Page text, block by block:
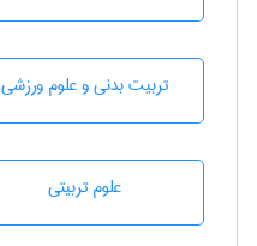
تربيت بدنی و علوم ورزشی
علوم تربيتی